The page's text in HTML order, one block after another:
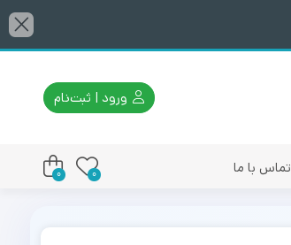
ورود | ثبت‌نام
تماس با ما 0
0